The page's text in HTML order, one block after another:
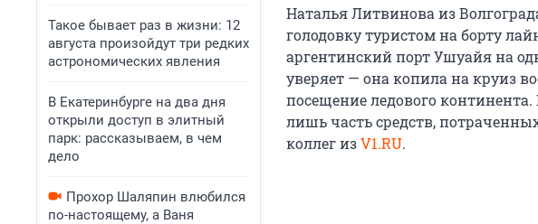
Такое бывает раз в жизни: 12
августа произойдут три редких
астрономических явления
В Екатеринбурге на два дня
открыли доступ в элитный
парк: рассказываем, в чем
дело
Прохор Шаляпин влюбился
по-настоящему, а Ваня
Наталья Литвинова из
голодовку туристом на борту
аргентинский порт Ушуайя на
уверяет — она копила на круиз
посещение ледового
лишь часть средств,
коллег изV1.RU.